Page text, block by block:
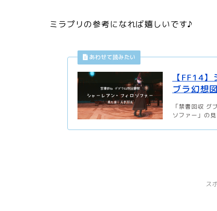
ミラプリの参考になれば嬉しいです♪
【FF14
ブラ幻想
「禁書回収 グ
ソファー」の
ス